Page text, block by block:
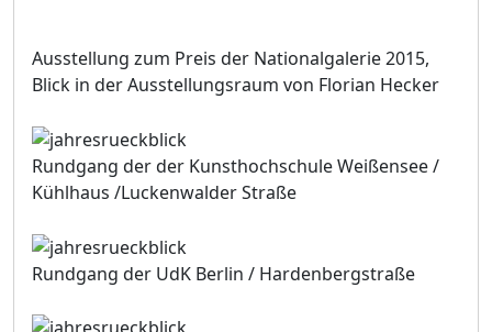
Ausstellung zum Preis der Nationalgalerie 2015,
Blick in der Ausstellungsraum von Florian Hecker
Rundgang der der Kunsthochschule Weißensee /
Kühlhaus /Luckenwalder Straße
Rundgang der UdK Berlin / Hardenbergstraße